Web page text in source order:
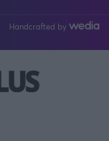
Handcrafted by